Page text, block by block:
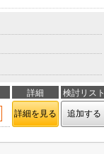
詳細 検討リスト
詳細を見る 追加する